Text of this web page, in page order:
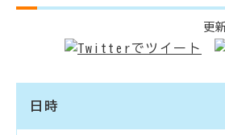
更
日時